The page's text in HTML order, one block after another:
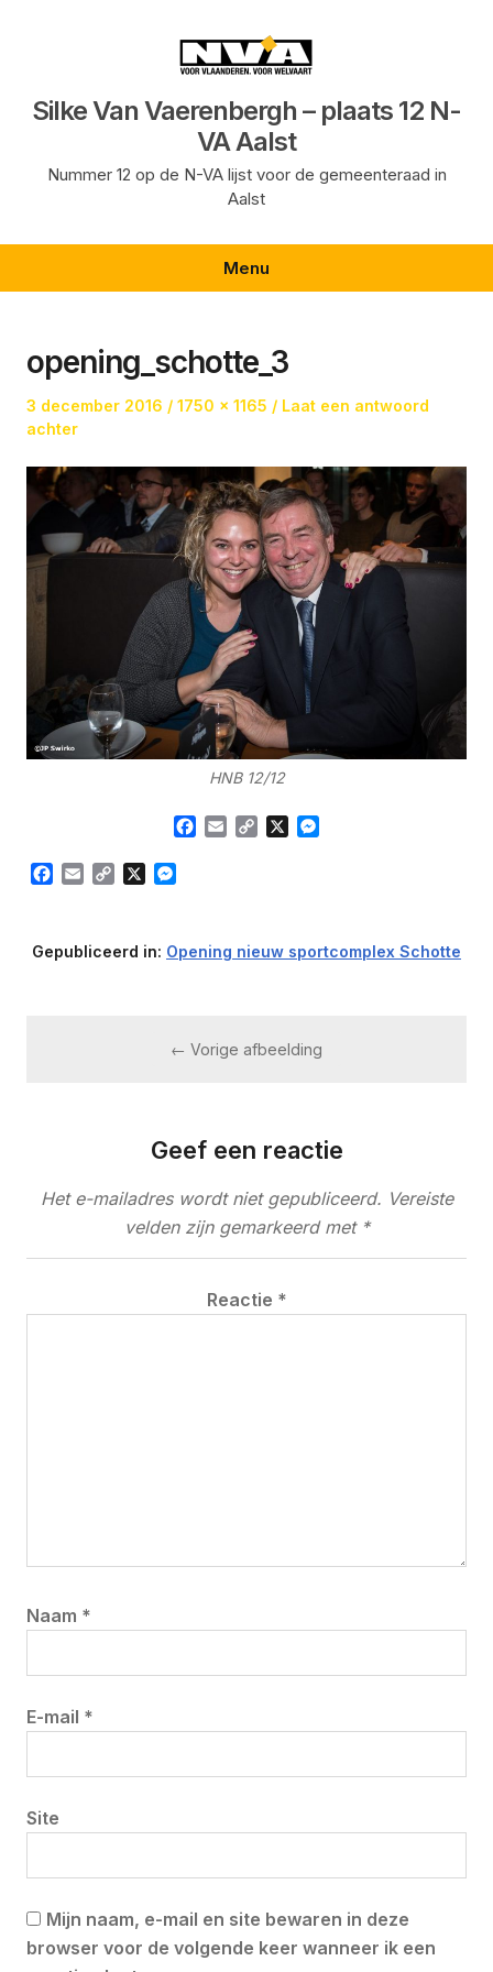
inhoudSilke Van Vaerenbergh – plaats 12 N-
VA Aalst
Nummer 12 op de N-VA lijst voor de gemeenteraad in
Aalst
Menu
opening_schotte_3
Geplaatst
op
3 december 2016
Volledige
1750 × 1165
Laat een antwoord
achter
HNB 12/12
Facebook
EmailCopy
Facebook
Email Copy
Gepubliceerd in: Opening nieuw sportcomplex Schotte
← Vorige afbeelding
Geef een reactie
Het e-mailadres wordt niet gepubliceerd. Vereiste
velden zijn gemarkeerd met *
Reactie *
Naam *
E-mail *
Site
Mijn naam, e-mail en site bewaren in deze
browser voor de volgende keer wanneer ik een